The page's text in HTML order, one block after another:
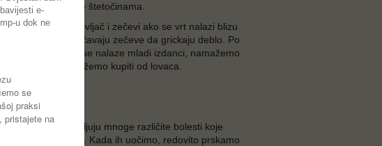
se brzo napune štetočinama.
predstavljaju divljač i zečevi ako se vrt nalazi blizu
ograda sprječavaju zečeve da grickaju deblo. Po
na vrhovima, gdje se nalaze mladi izdanci, namažemo
divljači koje možemo kupiti od lovaca.
voćkama se pojavljuju mnoge različite bolesti koje
i zdravlje biljaka. Kada ih uočimo, redovito prskamo